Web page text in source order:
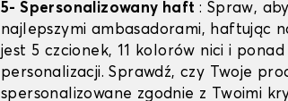
5- Spersonalizowany haft : Spraw,
najlepszymi ambasadorami, haftując
jest 5 czcionek, 11 kolorów nici i
personalizacji. Sprawdź, czy Twoje
spersonalizowane zgodnie z Twoimi